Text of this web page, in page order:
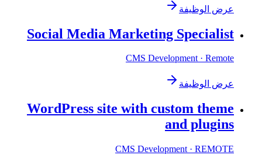
عرض الوظيفة
Social Media Marketing Specialist
CMS Development· Remote
عرض الوظيفة
WordPress site with custom theme
and plugins
CMS Development · REMOTE